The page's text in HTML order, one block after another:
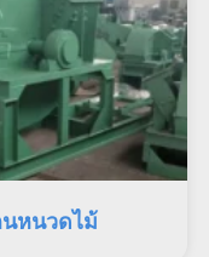
นหนวดไม้